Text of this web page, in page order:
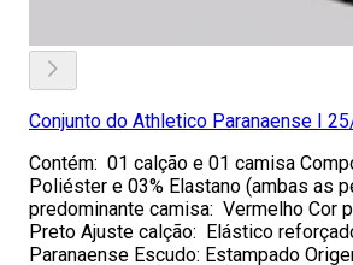
Conjunto do Athletico Paranaense I
Contém: 01 calção e 01 camisa
Poliéster e 03% Elastano (ambas as
predominante camisa: Vermelho Cor
Preto Ajuste calção: Elástico
Paranaense Escudo: Estampado